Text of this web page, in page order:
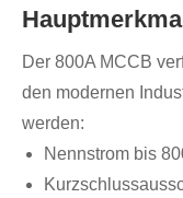
Der 800A MCCB
den modernen
werden:
Nennstrom bis